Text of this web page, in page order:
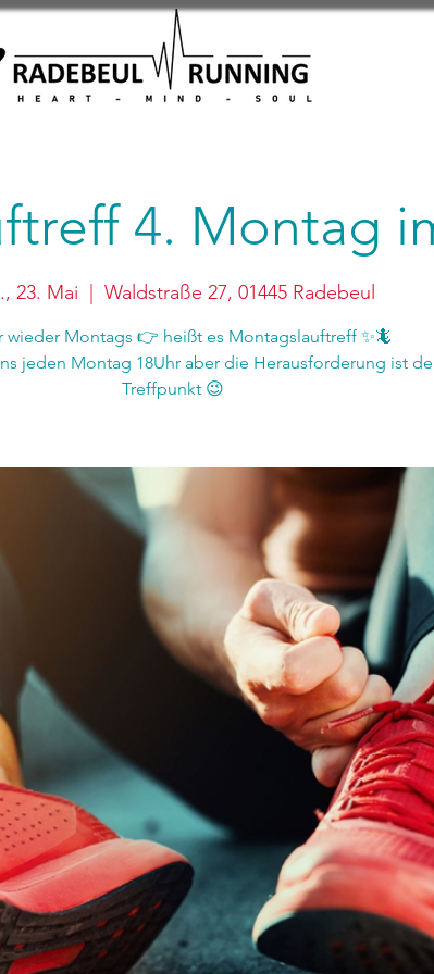
4. Montag
23. Mai Waldstraße 27, 01445 Radebeul
wieder Montags 👉 heißt es Montagslauftreff ✨🦎
jeden Montag 18Uhr aber die Herausforderung ist